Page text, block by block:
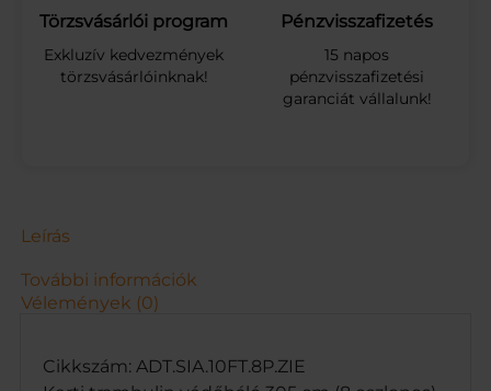
l
ó
3
0
l
o
p
s
Törzsvásárlói program
Exkluzív kedvezmények
törzsvásárlóinknak!
Pénzvisszafizetés
15 napos
pénzvisszafizetési
garanciát vállalunk!
Leírás
További információk
Vélemények (0)
Cikkszám: ADT.SIA.10FT.8P.ZIE